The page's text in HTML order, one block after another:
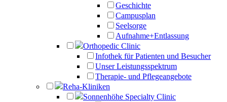
Geschichte
Campusplan
Seelsorge
Aufnahme+Entlassung
Orthopedic Clinic
Infothek für Patienten und Besucher
Unser Leistungsspektrum
Therapie- und Pflegeangebote
Reha-Kliniken
Sonnenhöhe Specialty Clinic